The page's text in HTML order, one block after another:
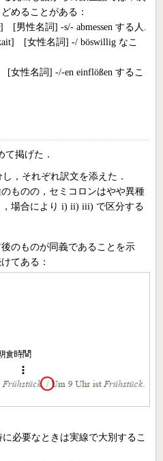
めることがある：
] [男性名詞] -s/- abmessen する人.
[女性名詞] -/ böswillig なこ
女性名詞] -/-en einflößen するこ
て掲げた．
，それぞれ訳文を添えた．
ものの，セミコロンはやや異種
場合により i) ii) iii) で区分する
のものが同義であることを示
てある：
必要なときは実線で大別するこ